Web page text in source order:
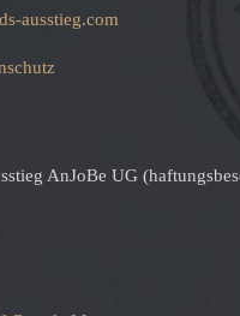
ausstieg.com
AnJoBe UG